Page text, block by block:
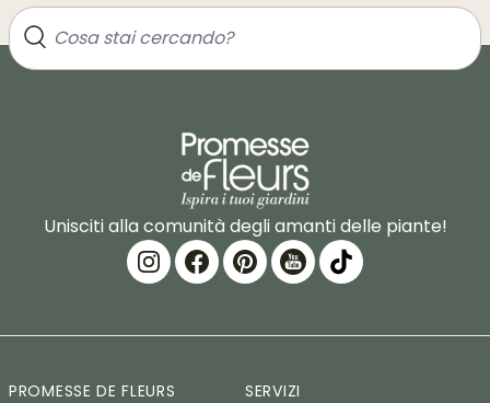
Unisciti alla comunità degli amanti delle piante!
PROMESSE DE FLEURS SERVIZI